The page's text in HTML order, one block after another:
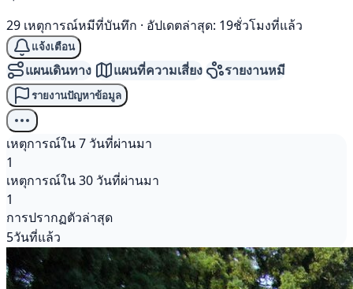
29 เหตุการณ์หมีที่บันทึก · อัปเดตล่าสุด: 19ชั่วโมงที่แล้ว
แจ้งเตือน
แผนเดินทาง แผนที่ความเสี่ยง รายงานหมี
รายงานปัญหาข้อมูล
เหตุการณ์ใน 7 วันที่ผ่านมา
1
เหตุการณ์ใน 30 วันที่ผ่านมา
1
การปรากฏตัวล่าสุด
5วันที่แล้ว